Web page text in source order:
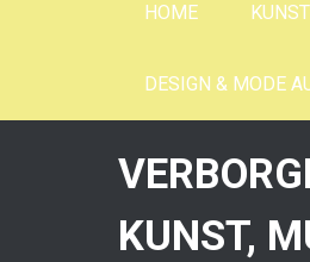
HOME
DESIGN & MODE
KUNST,